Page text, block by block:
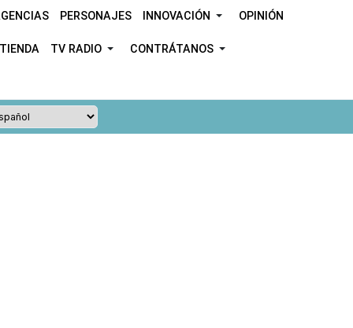
PERSONAJES INNOVACIÓN OPINIÓN
TIENDA TV RADIO CONTRÁTANOS